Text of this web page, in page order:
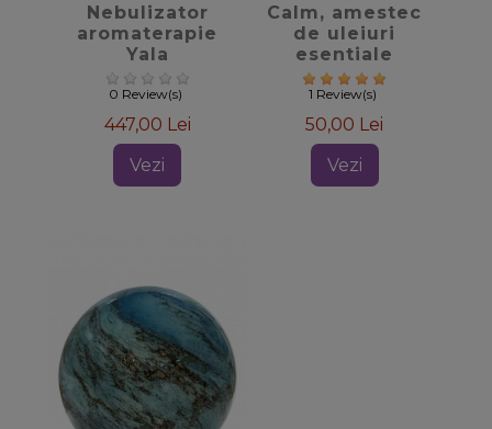
Nebulizator
aromaterapie
Yala
0 Review(s)
447,00 Lei
Vezi
Calm, amestec
de uleiuri
esentiale
1 Review(s)
50,00 Lei
Vezi